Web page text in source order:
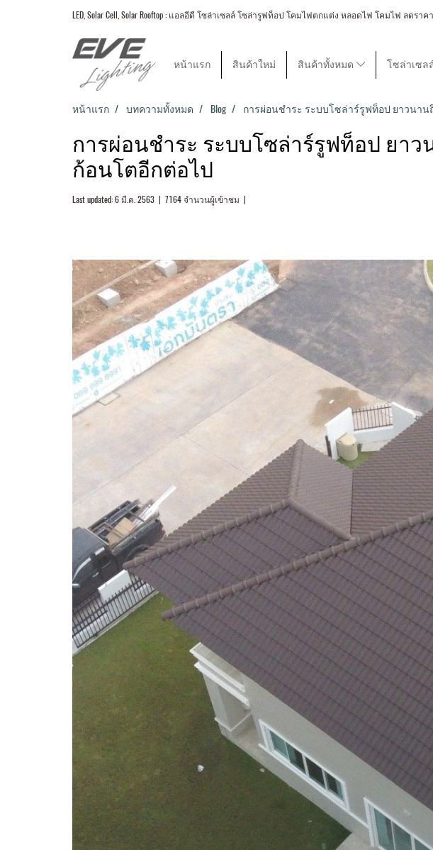
LED, Solar Cell, Solar Rooftop : แอลอีดี โซล่าเซลล์ โซล่ารูฟท็อป โคมไฟตกแต่ง หลอดไฟ โคมไฟ ลดราค
หน้าแรก สินค้าใหม่ สินค้าทั้งหมด โซล่าเซล
หน้าแรก บทความทั้งหมด Blog การผ่อนชำระ ระบบโซล่าร์รูฟท็อป ยาวนาน
การผ่อนชำระ ระบบโซล่าร์รูฟท็อป ยา
ก้อนโตอีกต่อไป
Last updated: 6 มี.ค. 2563 | 7164 จำนวนผู้เข้าชม |